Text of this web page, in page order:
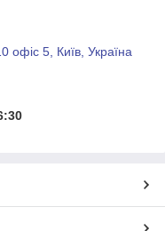
офіс 5, Київ, Україна